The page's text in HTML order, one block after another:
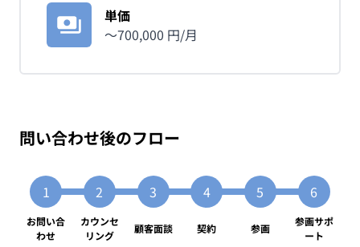
単価
〜700,000 円/月
問い合わせ後のフロー
お問い合
わせ
カウンセ
リング
顧客面談 契約 参画
参画サポ
ート